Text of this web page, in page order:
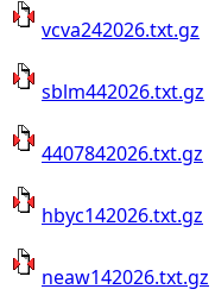
vcva242026.txt.gz
sblm442026.txt.gz
4407842026.txt.gz
hbyc142026.txt.gz
neaw142026.txt.gz